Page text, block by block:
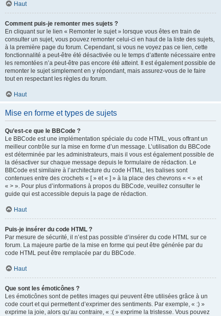
Haut
Comment puis-je remonter mes sujets ?
En cliquant sur le lien « Remonter le sujet » lorsque vous êtes en train de
consulter un sujet, vous pouvez remonter celui-ci en haut de la liste des sujets,
à la première page du forum. Cependant, si vous ne voyez pas ce lien, cette
fonctionnalité a peut-être été désactivée ou le temps d’attente nécessaire entre
les remontées n’a peut-être pas encore été atteint. Il est également possible de
remonter le sujet simplement en y répondant, mais assurez-vous de le faire
tout en respectant les règles du forum.
Haut
Mise en forme et types de sujets
Qu’est-ce que le BBCode ?
Le BBCode est une implémentation spéciale du code HTML, vous offrant un
meilleur contrôle sur la mise en forme d’un message. L’utilisation du BBCode
est déterminée par les administrateurs, mais il vous est également possible de
la désactiver sur chaque message depuis le formulaire de rédaction. Le
BBCode est similaire à l’architecture du code HTML, les balises sont
contenues entre des crochets « [ » et « ] » à la place des chevrons « < » et
« > ». Pour plus d’informations à propos du BBCode, veuillez consulter le
guide qui est accessible depuis la page de rédaction.
Haut
Puis-je insérer du code HTML ?
Par mesure de sécurité, il n’est pas possible d’insérer du code HTML sur ce
forum. La majeure partie de la mise en forme qui peut être générée par du
code HTML peut être remplacée par du BBCode.
Haut
Que sont les émoticônes ?
Les émoticônes sont de petites images qui peuvent être utilisées grâce à un
code court et qui permettent d’exprimer des sentiments. Par exemple, « :) »
exprime la joie, alors qu’au contraire, « :( » exprime la tristesse. Vous pouvez